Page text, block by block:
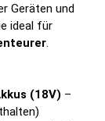
Geräten und
ideal für
.
(18V) –